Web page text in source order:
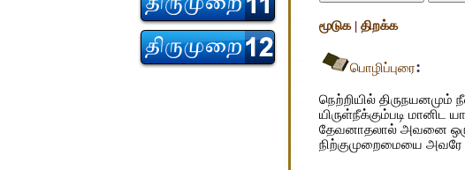
மூடுக | திறக்க
பொழிப்புரை:
நெற்றியில்
யிருள்நீக்கும்படி
தேவனாதலால் அவனை
நிற்குமுறைமையை